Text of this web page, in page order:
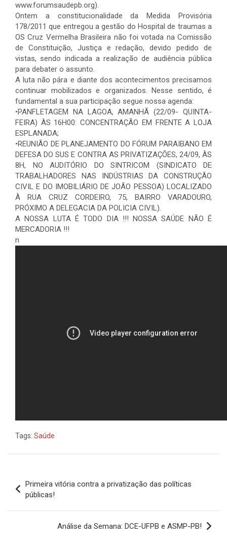
www.forumsaudepb.org).
Ontem a constitucionalidade da Medida Provisória
178/2011 que entregou a gestão do Hospital de traumas a
OS Cruz Vermelha Brasileira não foi votada na Comissão
de Constituição, Justiça e redação, devido pedido de
vistas, sendo indicada a realização de audiência pública
para debater o assunto.
A luta não pára e diante dos acontecimentos precisamos
continuar mobilizados e organizados. Nesse sentido, é
fundamental a sua participação segue nossa agenda:
•PANFLETAGEM NA LAGOA, AMANHÃ (22/09- QUINTA-
FEIRA) ÀS 16H00: CONCENTRAÇÃO EM FRENTE A LOJA
ESPLANADA;
•REUNIÃO DE PLANEJAMENTO DO FÓRUM PARAIBANO EM
DEFESA DO SUS E CONTRA AS PRIVATIZAÇÕES, 24/09, ÀS
8H, NO AUDITÓRIO DO SINTRICOM (SINDICATO DE
TRABALHADORES NAS INDÚSTRIAS DA CONSTRUÇÃO
CIVIL E DO IMOBILIÁRIO DE JOÃO PESSOA) LOCALIZADO
À RUA CRUZ CORDEIRO, 75, BAIRRO VARADOURO,
PRÓXIMO A DELEGACIA DA POLICIA CIVIL).
A NOSSA LUTA É TODO DIA !!! NOSSA SAÚDE NÃO É
MERCADORIA !!!
n
Tags: Saúde
de
Post
Primeira vitória contra a privatização das políticas
públicas!
Análise da Semana: DCE-UFPB e ASMP-PB!